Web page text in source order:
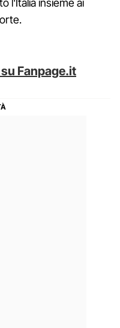
l'Italia insieme ai
Fanpage.it